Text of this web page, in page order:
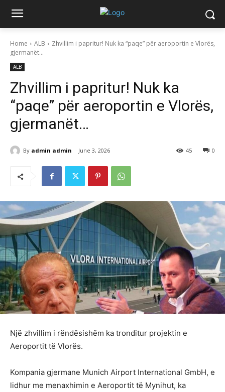
Home ALB
Zhvillim i papritur! Nuk ka “paqe” për aeroportin e Vlorës,
gjermanët…
ALB
Zhvillim i papritur! Nuk ka
“paqe” për aeroportin e Vlorës,
gjermanët…
By admin admin June 3, 2026 0
45
Një zhvillim i rëndësishëm ka tronditur projektin e
Aeroportit të Vlorës.
Kompania gjermane Munich Airport International GmbH, e
lidhur me menaxhimin e Aeroportit të Mynihut, ka